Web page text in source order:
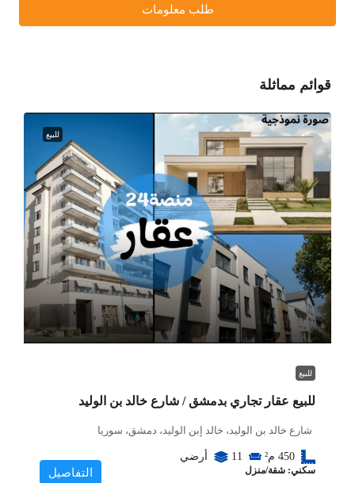
طلب معلومات
قوائم مماثلة
للبيع
للبيع
للبيع عقار تجاري بدمشق / شارع خالد بن الوليد
شارع خالد بن الوليد، خالد إبن الوليد، دمشق، سوريا
450 م² 11 أرضي
سكني: شقة/منزل التفاصيل